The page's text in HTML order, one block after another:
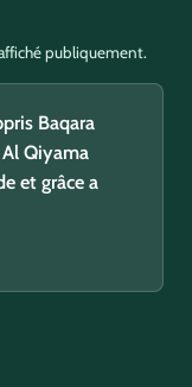
publiquement.
Baqara
Qiyama
et grâce a